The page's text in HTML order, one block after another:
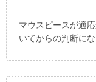
マウスピースが適
いてからの判断に